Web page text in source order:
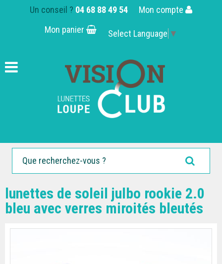
Un conseil ? 04 68 88 49 54
Mon compte
Mon panier
Select Language ▼
lunettes de soleil julbo rookie 2.0
bleu avec verres miroités bleutés